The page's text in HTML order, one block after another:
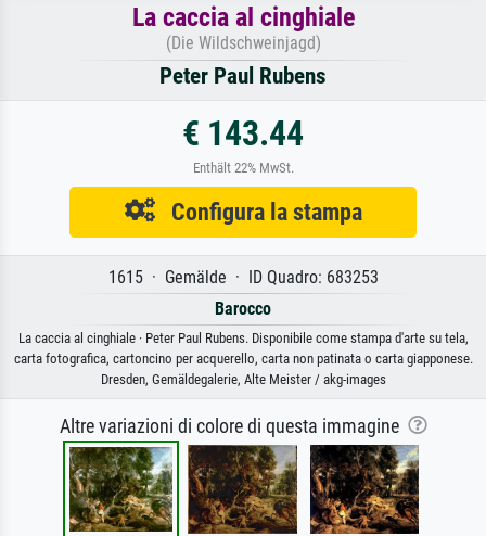
La caccia al cinghiale
(Die Wildschweinjagd)
Peter Paul Rubens
€ 143.44
Enthält 22% MwSt.
Configura la stampa
1615 · Gemälde · ID Quadro: 683253
Barocco
La caccia al cinghiale · Peter Paul Rubens. Disponibile come stampa d'arte su tela,
carta fotografica, cartoncino per acquerello, carta non patinata o carta giapponese.
Dresden, Gemäldegalerie, Alte Meister / akg-images
Altre variazioni di colore di questa immagine